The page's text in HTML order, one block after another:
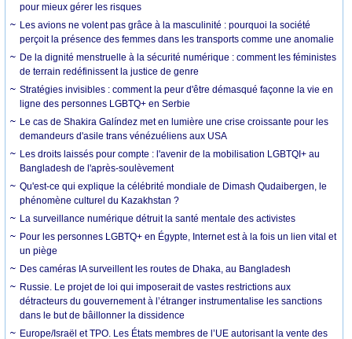
pour mieux gérer les risques
Les avions ne volent pas grâce à la masculinité : pourquoi la société
perçoit la présence des femmes dans les transports comme une anomalie
De la dignité menstruelle à la sécurité numérique : comment les féministes
de terrain redéfinissent la justice de genre
Stratégies invisibles : comment la peur d'être démasqué façonne la vie en
ligne des personnes LGBTQ+ en Serbie
Le cas de Shakira Galíndez met en lumière une crise croissante pour les
demandeurs d'asile trans vénézuéliens aux USA
Les droits laissés pour compte : l'avenir de la mobilisation LGBTQI+ au
Bangladesh de l'après-soulèvement
Qu'est-ce qui explique la célébrité mondiale de Dimash Qudaibergen, le
phénomène culturel du Kazakhstan ?
La surveillance numérique détruit la santé mentale des activistes
Pour les personnes LGBTQ+ en Égypte, Internet est à la fois un lien vital et
un piège
Des caméras IA surveillent les routes de Dhaka, au Bangladesh
Russie. Le projet de loi qui imposerait de vastes restrictions aux
détracteurs du gouvernement à l’étranger instrumentalise les sanctions
dans le but de bâillonner la dissidence
Europe/Israël et TPO. Les États membres de l’UE autorisant la vente des